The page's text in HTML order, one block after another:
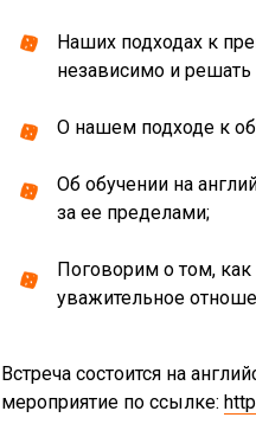
Встреча состоится на
мероприятие по ссылке:
Наших подходах к
независимо и
О нашем подходе к
Об обучении на
за ее пределами;
Поговорим о том,
уважительное